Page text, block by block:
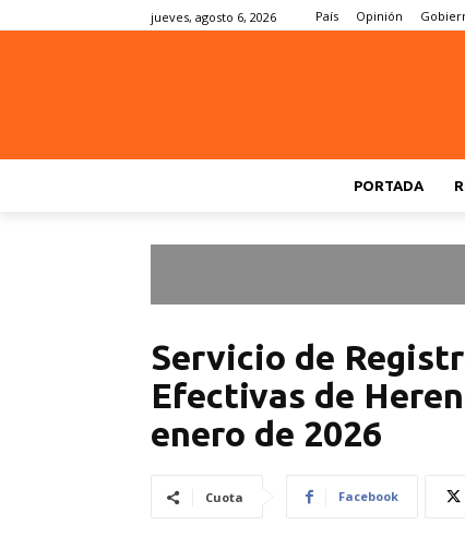
jueves, agosto 6, 2026 País Opinión
PORTADA
Servicio de
Efectivas de
enero de 2026
Cuota Facebook